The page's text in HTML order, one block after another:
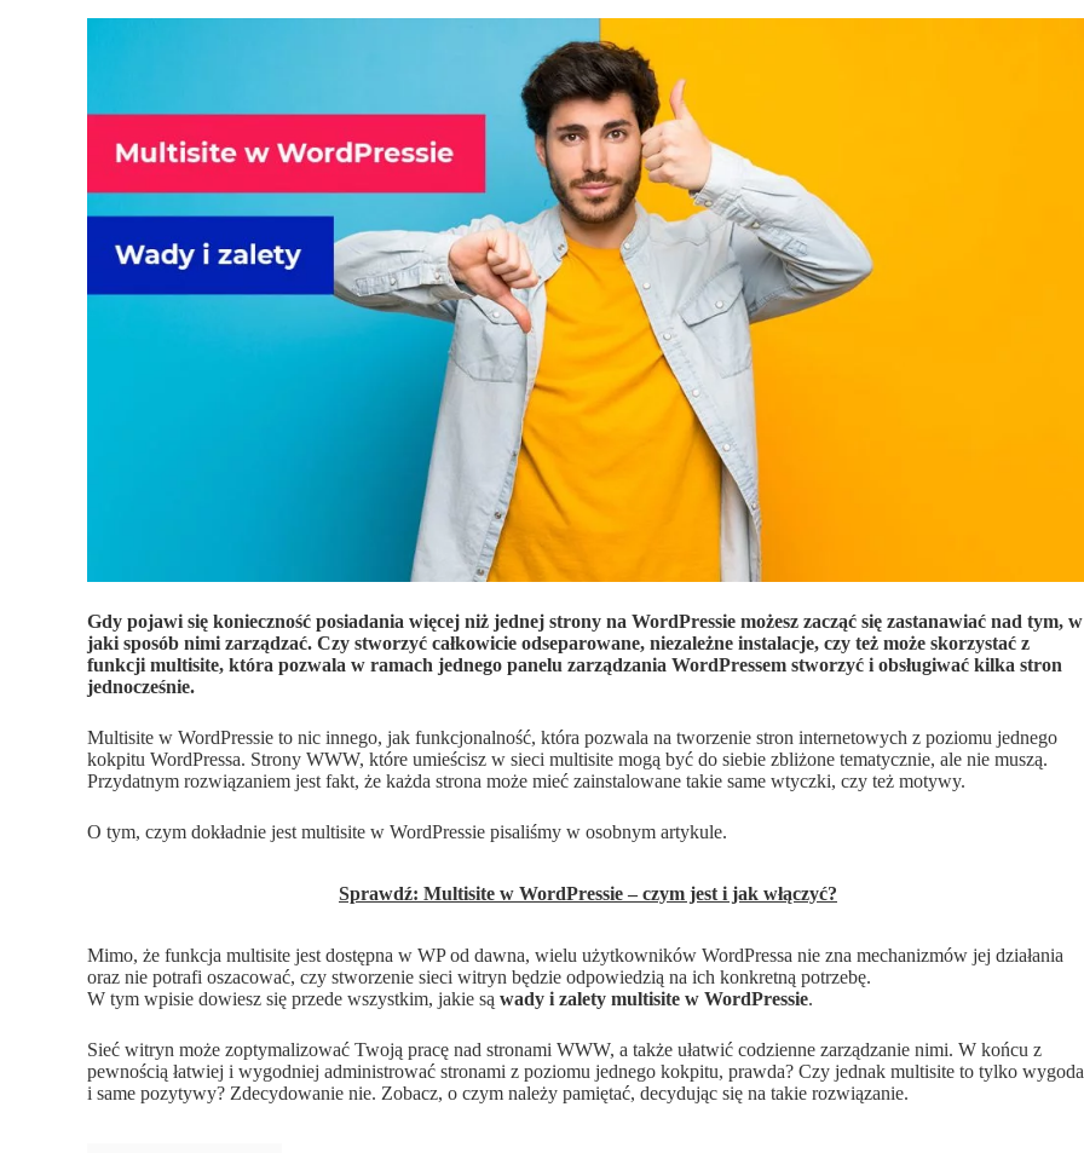
Gdy pojawi się konieczność posiadania więcej niż jednej strony na WordPressie możesz zacząć się zastanawiać nad tym, w
jaki sposób nimi zarządzać. Czy stworzyć całkowicie odseparowane, niezależne instalacje, czy też może skorzystać z
funkcji multisite, która pozwala w ramach jednego panelu zarządzania WordPressem stworzyć i obsługiwać kilka stron
jednocześnie.
Multisite w WordPressie to nic innego, jak funkcjonalność, która pozwala na tworzenie stron internetowych z poziomu jednego
kokpitu WordPressa. Strony WWW, które umieścisz w sieci multisite mogą być do siebie zbliżone tematycznie, ale nie muszą.
Przydatnym rozwiązaniem jest fakt, że każda strona może mieć zainstalowane takie same wtyczki, czy też motywy.
O tym, czym dokładnie jest multisite w WordPressie pisaliśmy w osobnym artykule.
Sprawdź: Multisite w WordPressie – czym jest i jak włączyć?
Mimo, że funkcja multisite jest dostępna w WP od dawna, wielu użytkowników WordPressa nie zna mechanizmów jej działania
oraz nie potrafi oszacować, czy stworzenie sieci witryn będzie odpowiedzią na ich konkretną potrzebę.
W tym wpisie dowiesz się przede wszystkim, jakie są wady i zalety multisite w WordPressie.
Sieć witryn może zoptymalizować Twoją pracę nad stronami WWW, a także ułatwić codzienne zarządzanie nimi. W końcu z
pewnością łatwiej i wygodniej administrować stronami z poziomu jednego kokpitu, prawda? Czy jednak multisite to tylko wygoda
i same pozytywy? Zdecydowanie nie. Zobacz, o czym należy pamiętać, decydując się na takie rozwiązanie.